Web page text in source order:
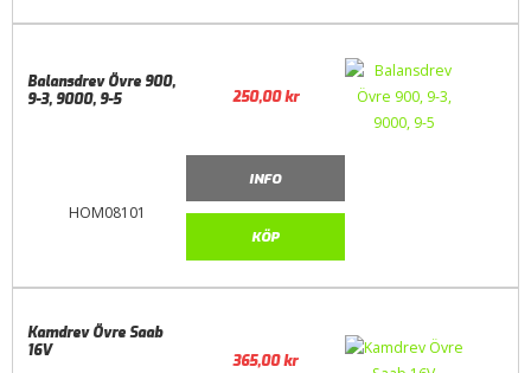
HOM08101
Balansdrev Övre 900,
9-3, 9000, 9-5
250,00kr
INFO
KÖP
Kamdrev Övre Saab
16V
365,00kr